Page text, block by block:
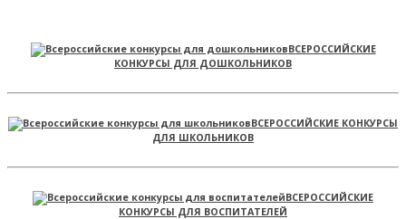
ВСЕРОССИЙСКИЕ
КОНКУРСЫ ДЛЯ ДОШКОЛЬНИКОВ
ВСЕРОССИЙСКИЕ КОНКУРСЫ
ДЛЯ ШКОЛЬНИКОВ
ВСЕРОССИЙСКИЕ
КОНКУРСЫ ДЛЯ ВОСПИТАТЕЛЕЙ